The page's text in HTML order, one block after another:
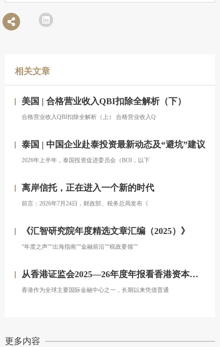
相关文章
美国 | 合格营业收入QBI扣除全解析（下）
合格营业收入QBI扣除全解析（上） 合格营业收入Q
泰国 | 中国企业赴泰投资最新动态及“避坑”建议
2026年上半年，泰国投资促进委员会（BOI，以下
离岸信托，正在进入一个新的时代
前言：2026年7月24日，财政部、税务总局发布《
《汇智研究院年度精选文章汇编（2025）》
“年度之声”“出海指南”“金融前沿”“税政要领”“
从香港证监会2025—26年度年报看香港资本市场发展的新方向
香港作为全球主要国际金融中心之一，长期以来凭借普通
更多内容